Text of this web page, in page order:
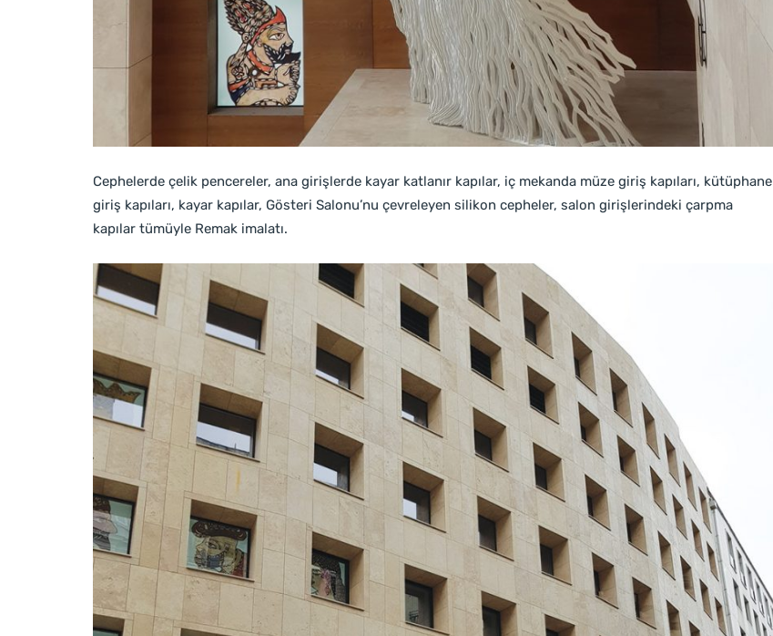
Cephelerde çelik pencereler, ana girişlerde kayar katlanır kapılar, iç mekanda müze giriş kapıları, kütüphane
giriş kapıları, kayar kapılar, Gösteri Salonu’nu çevreleyen silikon cepheler, salon girişlerindeki çarpma
kapılar tümüyle Remak imalatı.